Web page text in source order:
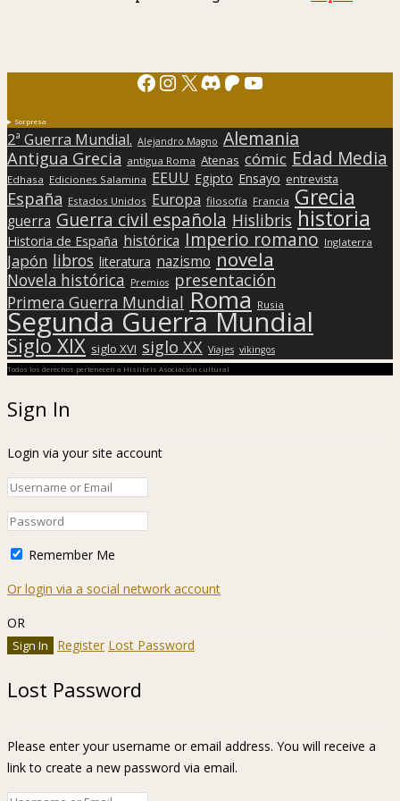
Facebook
Instagram
X Discord
Patreon
YouTube
Sorpresa
2ª Guerra Mundial. Alejandro Magno Alemania
Antigua Grecia antigua Roma Atenas cómic Edad Media
Edhasa Ediciones Salamina EEUU Egipto Ensayo entrevista
España Estados Unidos Europa filosofía Francia Grecia
guerra Guerra civil española Hislibris historia
Historia de España histórica Imperio romano Inglaterra
Japón libros literatura nazismo novela
Novela histórica Premios presentación
Primera Guerra Mundial Roma Rusia
Segunda Guerra Mundial
Siglo XIX siglo XVI siglo XX Viajes vikingos
Todos los derechos pertenecen a Hislibris Asociación cultural
Sign In
Login via your site account
Remember Me
Or login via a social network account
OR
Register Lost Password
Lost Password
Please enter your username or email address. You will receive a
link to create a new password via email.